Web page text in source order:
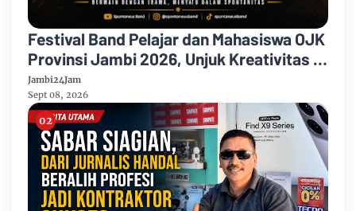
Festival Band Pelajar dan Mahasiswa OJK
Provinsi Jambi 2026, Unjuk Kreativitas di
Taman Banjuran Budayo, Spontaneus
Band Raih Juara 2
Jambi24Jam
Sept 08, 2026